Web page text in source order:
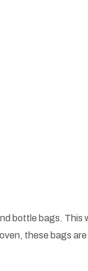
bottle bags. This
these bags